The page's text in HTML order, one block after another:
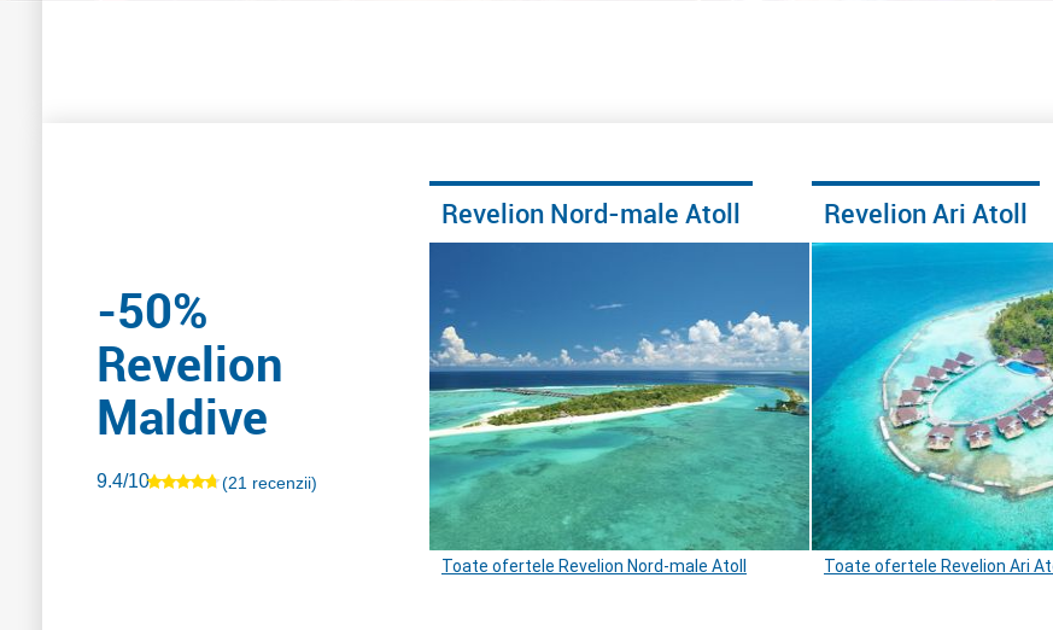
-50%
Revelion
Maldive
9.4/10 (21 recenzii)
Revelion Nord-male Atoll
Toate ofertele Revelion Nord-male Atoll
Revelion Ari Atoll
Toate ofertele Revelion Ari